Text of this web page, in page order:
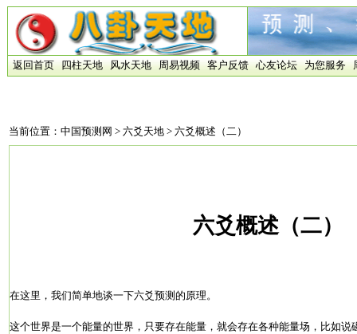
返回首页 四柱天地 风水天地 周易视频 客户反馈 心友论坛 为您服务
当前位置： 中国预测网 > 六爻天地 > 六爻概述（二）
六爻概述（二）
在这里，我们简单地谈一下六爻预测的原理。
这个世界是一个能量的世界，只要存在能量，就会存在各种能量场，比如